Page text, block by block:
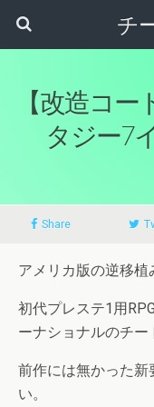
チ
【改造コ
タジー7
Share
アメリカ版の逆移植
初代プレステ1用
ーナショナルのチー
前作には無かった新
い。